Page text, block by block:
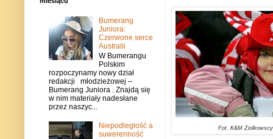
Fot. K&M
Bumerang
Juniora:
Czerwone serce
Australii
W Bumerangu
Polskim
rozpoczynamy nowy dział
redakcji młodzieżowej –
Bumerang Juniora . Znajdą się
w nim materiały nadesłane
przez naszyc...
Niepodległość a
suwerenność